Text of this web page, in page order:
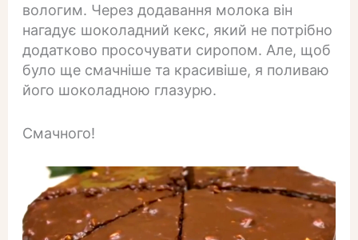
вологим. Через додавання молока він
нагадує шоколадний кекс, який не потрібно
додатково просочувати сиропом. Але, щоб
було ще смачніше та красивіше, я поливаю
його шоколадною глазурю.
Смачного!